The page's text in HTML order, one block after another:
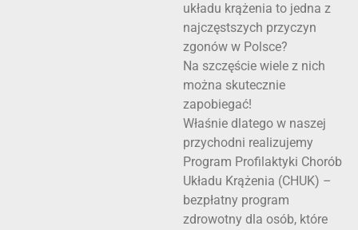
układu krążenia to jedna z
najczęstszych przyczyn
zgonów w Polsce?
Na szczęście wiele z nich
można skutecznie
zapobiegać!
Właśnie dlatego w naszej
przychodni realizujemy
Program Profilaktyki Chorób
Układu Krążenia (CHUK) –
bezpłatny program
zdrowotny dla osób, które